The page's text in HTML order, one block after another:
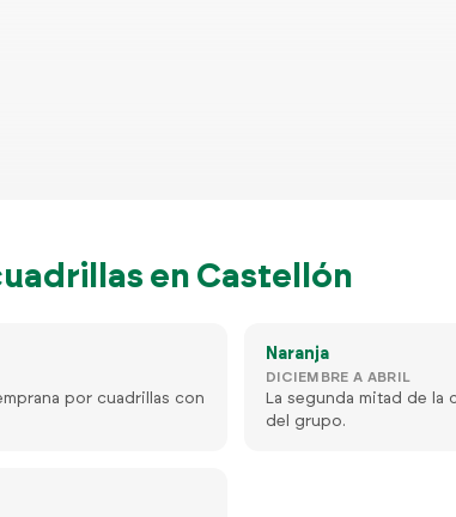
en Castellón
por cuadrillas con
Naranja
DICIEMBRE A ABRIL
La segunda mitad de la
del grupo.